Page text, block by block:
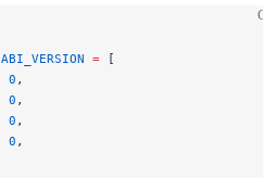
ABI_VERSION = [
0 ,
0 ,
0 ,
0 ,